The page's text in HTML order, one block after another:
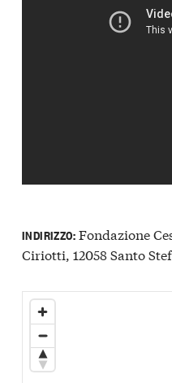
INDIRIZZO:Fondazione
Ciriotti, 12058 Santo